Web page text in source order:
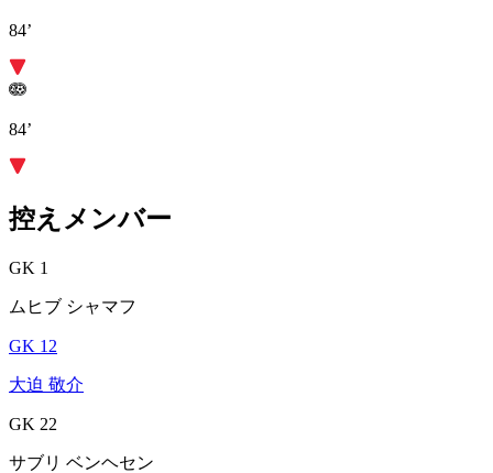
84’
84’
控えメンバー
GK 1
ムヒブ シャマフ
GK 12
大迫 敬介
GK 22
サブリ ベンヘセン